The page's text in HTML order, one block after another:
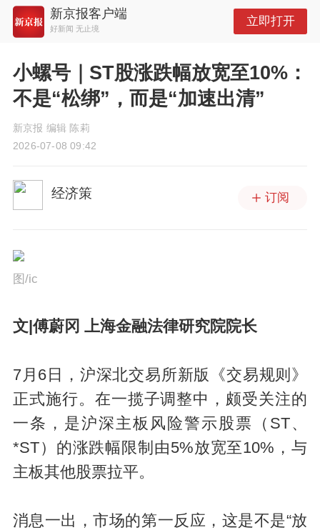
新京报客户端
好新闻 无止境
立即打开
小螺号｜ST股涨跌幅放宽至10%：
不是“松绑”，而是“加速出清”
新京报 编辑 陈莉
2026-07-08 09:42
经济策 订阅
图/ic
文|傅蔚冈 上海金融法律研究院院长
7月6日，沪深北交易所新版《交易规则》
正式施行。在一揽子调整中，颇受关注的
一条，是沪深主板风险警示股票（ST、
*ST）的涨跌幅限制由5%放宽至10%，与
主板其他股票拉平。
消息一出，市场的第一反应，这是不是“放